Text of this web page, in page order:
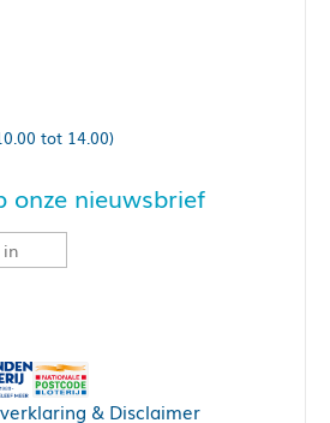
tot 14.00)
onze nieuwsbrief
& Disclaimer